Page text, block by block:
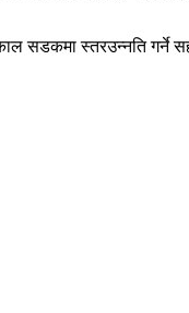
सडकमा स्तरउन्नति